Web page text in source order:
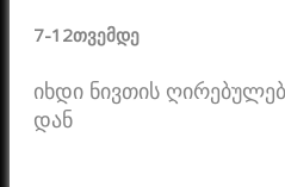
7-12თვემდე
იხდი ნივთის
დან